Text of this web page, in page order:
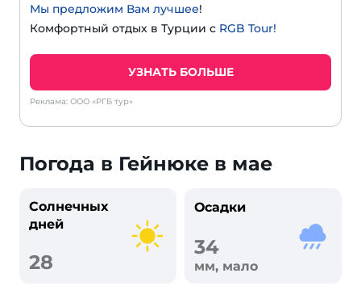
Мы предложим Вам лучшее!
Комфортный отдых в Турции с RGB Tour!
УЗНАТЬ БОЛЬШЕ
Реклама: ООО «РГБ тур»
Погода в Гейнюке в мае
Солнечных
дней
28
Осадки
34
мм, мало